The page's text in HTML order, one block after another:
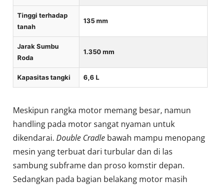
Tinggi terhadap
tanah
135 mm
Jarak Sumbu
Roda
1.350 mm
Kapasitas tangki 6,6 L
Meskipun rangka motor memang besar, namun
handling pada motor sangat nyaman untuk
dikendarai.Double Cradle bawah mampu menopang
mesin yang terbuat dari turbular dan di las
sambung subframe dan proso komstir depan.
Sedangkan pada bagian belakang motor masih